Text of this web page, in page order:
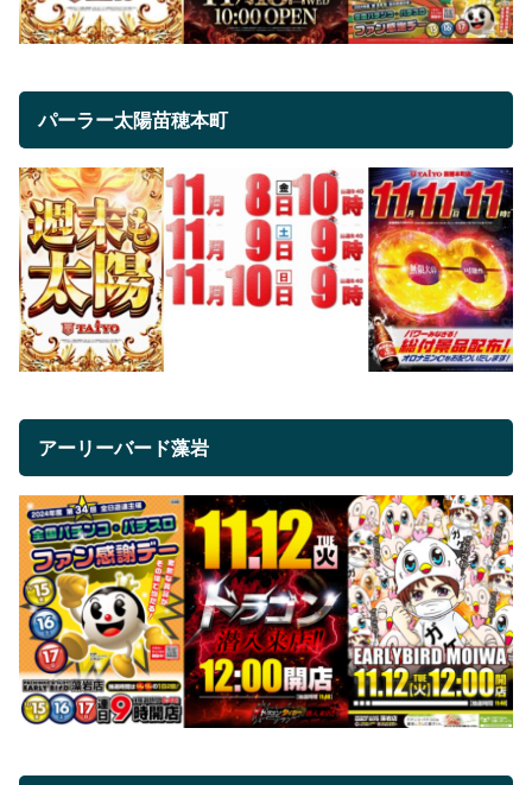
パーラー太陽苗穂本町
アーリーバード藻岩